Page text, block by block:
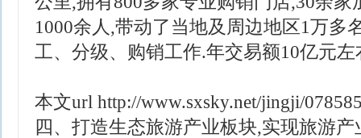
1000余人,带动了当地及周边地区1万多
工、分级、购销工作.年交易额10亿元
本文url http://www.sxsky.net/jingji/
四、打造生态旅游产业板块,实现旅游